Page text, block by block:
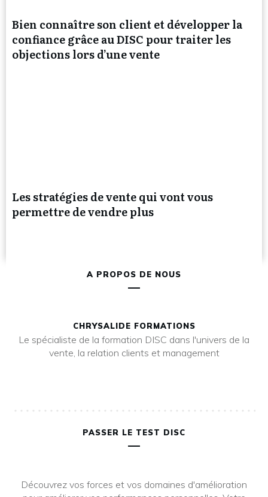
Bien connaître son client et développer la
confiance grâce au DISC pour traiter les
objections lors d’une vente
Les stratégies de vente qui vont vous
permettre de vendre plus
A PROPOS DE NOUS
CHRYSALIDE FORMATIONS
Le spécialiste de la formation DISC dans l'univers de la
vente, la relation clients et management
PASSER LE TEST DISC
Découvrez vos forces et vos domaines d'amélioration